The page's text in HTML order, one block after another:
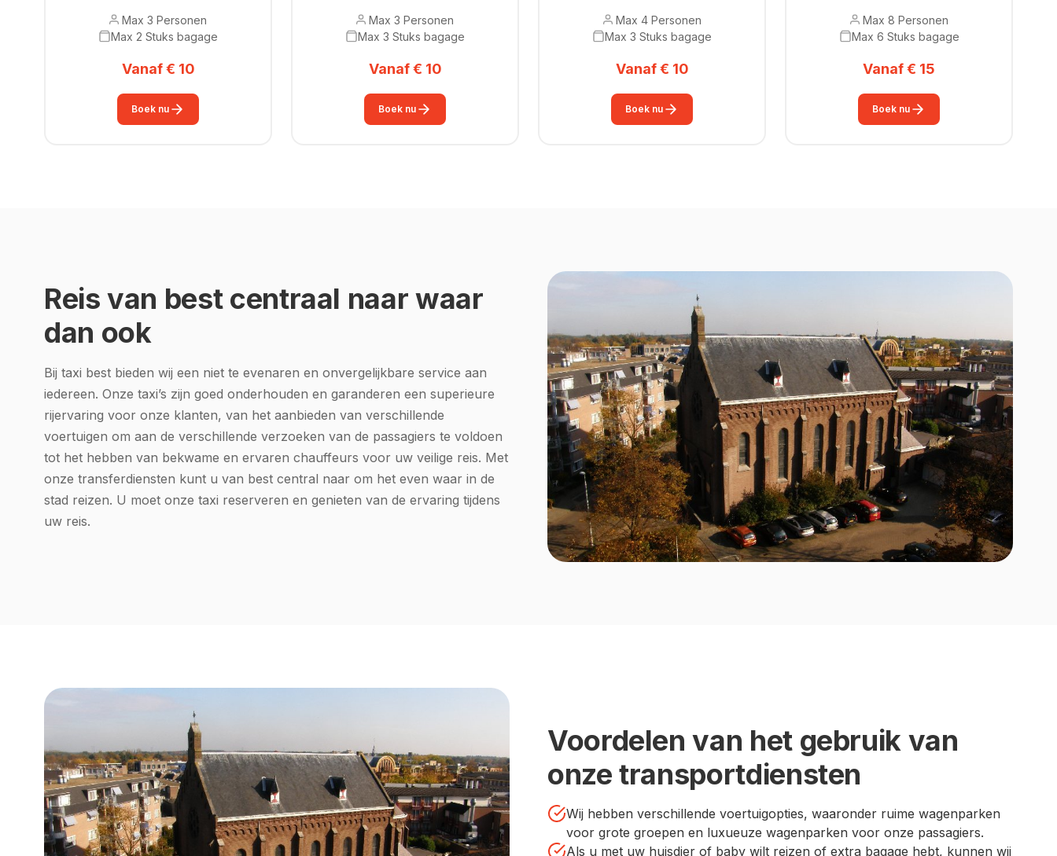
Max 3 Personen
Max 2 Stuks bagage
Vanaf € 10
Boek nu
Max 3 Personen
Max 3 Stuks bagage
Vanaf € 10
Boek nu
Max 4 Personen
Max 3 Stuks bagage
Vanaf € 10
Boek nu
Max 8 Personen
Max 6 Stuks bagage
Vanaf € 15
Boek nu
Reis van best centraal naar waar
dan ook
Bij taxi best bieden wij een niet te evenaren en onvergelijkbare service aan
iedereen. Onze taxi’s zijn goed onderhouden en garanderen een superieure
rijervaring voor onze klanten, van het aanbieden van verschillende
voertuigen om aan de verschillende verzoeken van de passagiers te voldoen
tot het hebben van bekwame en ervaren chauffeurs voor uw veilige reis. Met
onze transferdiensten kunt u van best central naar om het even waar in de
stad reizen. U moet onze taxi reserveren en genieten van de ervaring tijdens
uw reis.
Voordelen van het gebruik van
onze transportdiensten
Wij hebben verschillende voertuigopties, waaronder ruime wagenparken
voor grote groepen en luxueuze wagenparken voor onze passagiers.
Als u met uw huisdier of baby wilt reizen of extra bagage hebt, kunnen wij